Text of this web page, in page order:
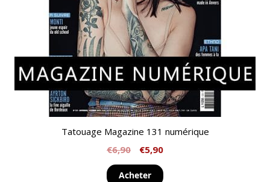
Tatouage Magazine 131 numérique
€6,90 €5,90
Acheter